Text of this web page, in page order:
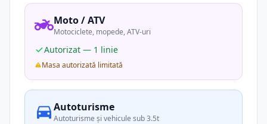
Moto / ATV
Motociclete, mopede, ATV-uri
Autorizat — 1 linie
Masa autorizată limitată
Autoturisme
Autoturisme și vehicule sub 3.5t